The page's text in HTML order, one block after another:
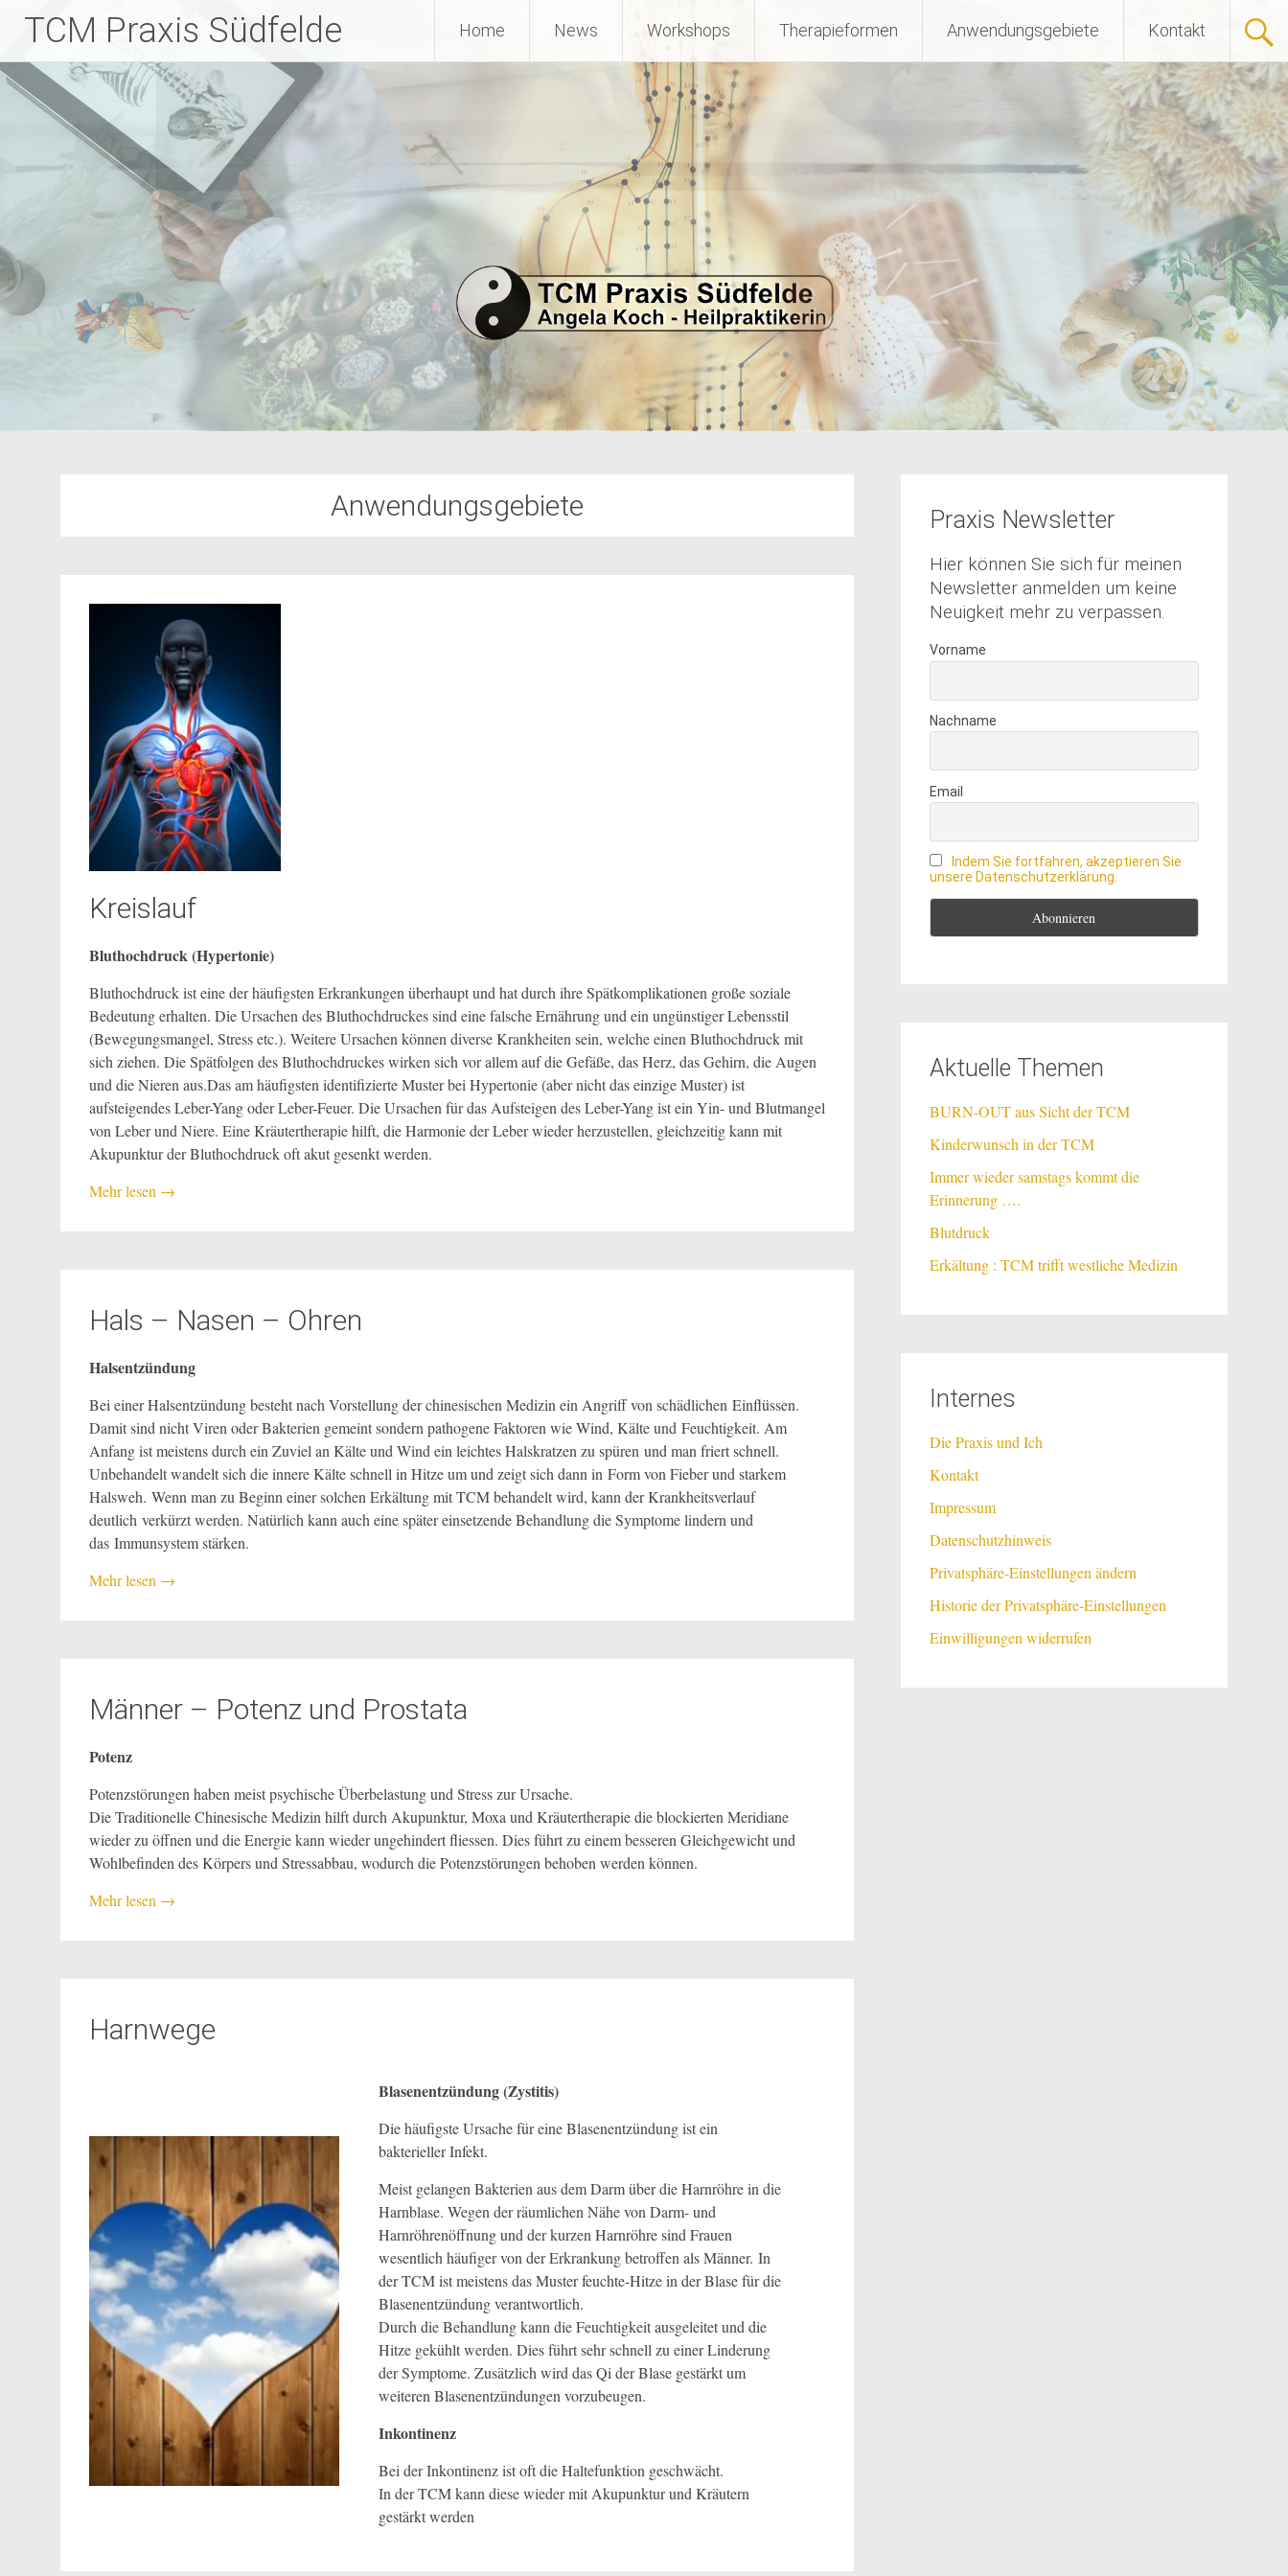
TCM Praxis Südfelde Home News Workshops Therapieformen Anwendungsgebiete Kontakt
Anwendungsgebiete
Kreislauf
Bluthochdruck (Hypertonie)
Bluthochdruck ist eine der häufigsten Erkrankungen überhaupt und hat durch ihre Spätkomplikationen große soziale
Bedeutung erhalten. Die Ursachen des Bluthochdruckes sind eine falsche Ernährung und ein ungünstiger Lebensstil
(Bewegungsmangel, Stress etc.). Weitere Ursachen können diverse Krankheiten sein, welche einen Bluthochdruck mit
sich ziehen. Die Spätfolgen des Bluthochdruckes wirken sich vor allem auf die Gefäße, das Herz, das Gehirn, die Augen
und die Nieren aus.Das am häufigsten identifizierte Muster bei Hypertonie (aber nicht das einzige Muster) ist
aufsteigendes Leber-Yang oder Leber-Feuer. Die Ursachen für das Aufsteigen des Leber-Yang ist ein Yin- und Blutmangel
von Leber und Niere. Eine Kräutertherapie hilft, die Harmonie der Leber wieder herzustellen, gleichzeitig kann mit
Akupunktur der Bluthochdruck oft akut gesenkt werden.
Mehr lesen →
Hals – Nasen – Ohren
Halsentzündung
Bei einer Halsentzündung besteht nach Vorstellung der chinesischen Medizin ein Angriff von schädlichen Einflüssen.
Damit sind nicht Viren oder Bakterien gemeint sondern pathogene Faktoren wie Wind, Kälte und Feuchtigkeit. Am
Anfang ist meistens durch ein Zuviel an Kälte und Wind ein leichtes Halskratzen zu spüren und man friert schnell.
Unbehandelt wandelt sich die innere Kälte schnell in Hitze um und zeigt sich dann in Form von Fieber und starkem
Halsweh. Wenn man zu Beginn einer solchen Erkältung mit TCM behandelt wird, kann der Krankheitsverlauf
deutlich verkürzt werden. Natürlich kann auch eine später einsetzende Behandlung die Symptome lindern und
das Immunsystem stärken.
Mehr lesen →
Männer – Potenz und Prostata
Potenz
Potenzstörungen haben meist psychische Überbelastung und Stress zur Ursache.
Die Traditionelle Chinesische Medizin hilft durch Akupunktur, Moxa und Kräutertherapie die blockierten Meridiane
wieder zu öffnen und die Energie kann wieder ungehindert fliessen. Dies führt zu einem besseren Gleichgewicht und
Wohlbefinden des Körpers und Stressabbau, wodurch die Potenzstörungen behoben werden können.
Mehr lesen →
Harnwege
Blasenentzündung (Zystitis)
Die häufigste Ursache für eine Blasenentzündung ist ein
bakterieller Infekt.
Meist gelangen Bakterien aus dem Darm über die Harnröhre in die
Harnblase. Wegen der räumlichen Nähe von Darm- und
Harnröhrenöffnung und der kurzen Harnröhre sind Frauen
wesentlich häufiger von der Erkrankung betroffen als Männer. In
der TCM ist meistens das Muster feuchte-Hitze in der Blase für die
Blasenentzündung verantwortlich.
Durch die Behandlung kann die Feuchtigkeit ausgeleitet und die
Hitze gekühlt werden. Dies führt sehr schnell zu einer Linderung
der Symptome. Zusätzlich wird das Qi der Blase gestärkt um
weiteren Blasenentzündungen vorzubeugen.
Inkontinenz
Bei der Inkontinenz ist oft die Haltefunktion geschwächt.
In der TCM kann diese wieder mit Akupunktur und Kräutern
gestärkt werden
Praxis Newsletter
Hier können Sie sich für meinen
Newsletter anmelden um keine
Neuigkeit mehr zu verpassen.
Vorname
Nachname
Email
Indem Sie fortfahren, akzeptieren Sie
unsere Datenschutzerklärung.
Aktuelle Themen
BURN-OUT aus Sicht der TCM
Kinderwunsch in der TCM
Immer wieder samstags kommt die
Erinnerung ….
Blutdruck
Erkältung : TCM trifft westliche Medizin
Internes
Die Praxis und Ich
Kontakt
Impressum
Datenschutzhinweis
Privatsphäre-Einstellungen ändern
Historie der Privatsphäre-Einstellungen
Einwilligungen widerrufen